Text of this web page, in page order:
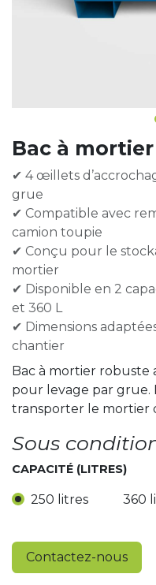
Bac à mortier
✔ 4 œillets
grue
✔ Compatible avec
camion toupie
✔ Conçu pour le
mortier
✔ Disponible en 2
et 360 L
✔ Dimensions
chantier
Bac à mortier robuste
pour levage par
transporter le mortier
Sous
CAPACITÉ (LITRES)
250 litres 360
Contactez-nous